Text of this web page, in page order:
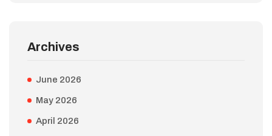
Archives
June 2026
May 2026
April 2026